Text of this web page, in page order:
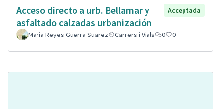
Acceso directo a urb. Bellamar y
asfaltado calzadas urbanización
Acceptada
Maria Reyes Guerra Suarez Carrers i Vials 0 0